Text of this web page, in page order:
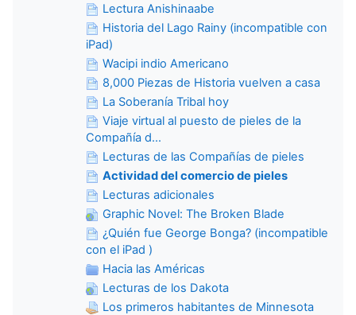
Lectura Anishinaabe
Historia del Lago Rainy (incompatible con
iPad)
Wacipi indio Americano
8,000 Piezas de Historia vuelven a casa
La Soberanía Tribal hoy
Viaje virtual al puesto de pieles de la
Compañía d...
Lecturas de las Compañías de pieles
Actividad del comercio de pieles
Lecturas adicionales
Graphic Novel: The Broken Blade
¿Quién fue George Bonga? (incompatible
con el iPad )
Hacia las Américas
Lecturas de los Dakota
Los primeros habitantes de Minnesota